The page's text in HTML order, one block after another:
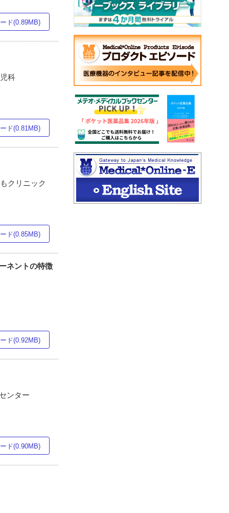
ド(0.89MB)
科
ド(0.81MB)
クリニック
ド(0.85MB)
ネントの特徴
ド(0.92MB)
ンター
ド(0.90MB)